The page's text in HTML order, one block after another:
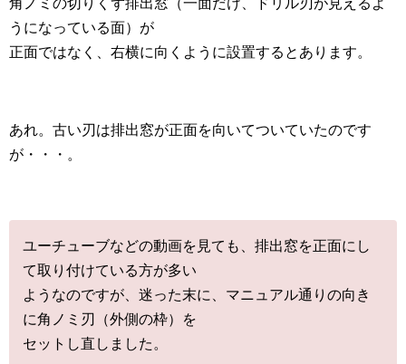
角ノミの切りくず排出窓（一面だけ、ドリル刃が見えるよ
うになっている面）が
正面ではなく、右横に向くように設置するとあります。
あれ。古い刃は排出窓が正面を向いてついていたのです
が・・・。
ユーチューブなどの動画を見ても、排出窓を正面にし
て取り付けている方が多い
ようなのですが、迷った末に、マニュアル通りの向き
に角ノミ刃（外側の枠）を
セットし直しました。